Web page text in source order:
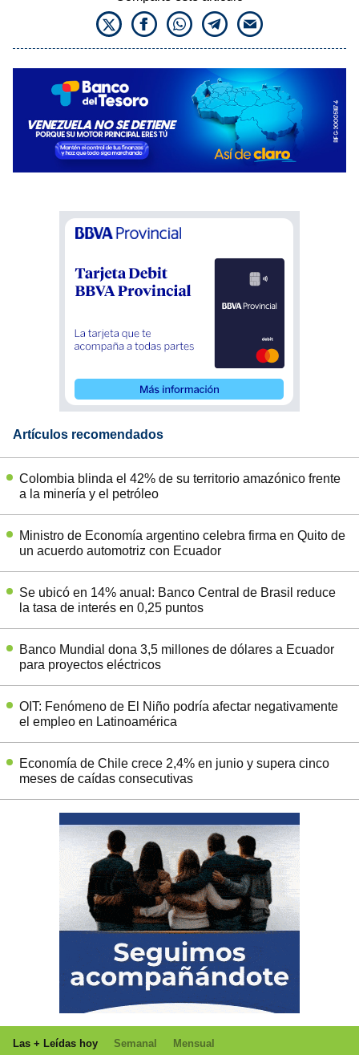
Artículos recomendados
Colombia blinda el 42% de su territorio amazónico frente
a la minería y el petróleo
Ministro de Economía argentino celebra firma en Quito de
un acuerdo automotriz con Ecuador
Se ubicó en 14% anual: Banco Central de Brasil reduce
la tasa de interés en 0,25 puntos
Banco Mundial dona 3,5 millones de dólares a Ecuador
para proyectos eléctricos
OIT: Fenómeno de El Niño podría afectar negativamente
el empleo en Latinoamérica
Economía de Chile crece 2,4% en junio y supera cinco
meses de caídas consecutivas
Las + Leídas hoy Semanal Mensual